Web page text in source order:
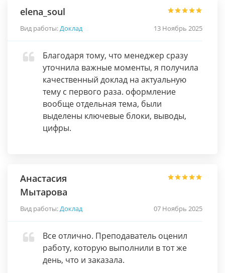
elena_soul
Вид работы:Доклад 13 Ноябрь 2025
Благодаря тому, что менеджер сразу
уточнила важные моменты, я получила
качественный доклад на актуальную
тему с первого раза. оформление
вообще отдельная тема, были
выделены ключевые блоки, выводы,
цифры.
Анастасия
Мытарова
Вид работы:Доклад 07 Ноябрь 2025
Все отлично. Преподаватель оценил
работу, которую выполнили в тот же
день, что и заказала.